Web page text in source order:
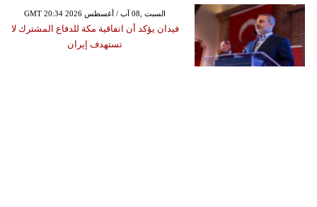
GMT 20:34 2026 السبت ,08 آب / أغسطس
فيدان يؤكد أن اتفاقية مكة للدفاع المشترك لا
تستهدف إيران